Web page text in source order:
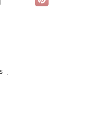
scheda)
apre in una nuova scheda)
(si apre in una
,